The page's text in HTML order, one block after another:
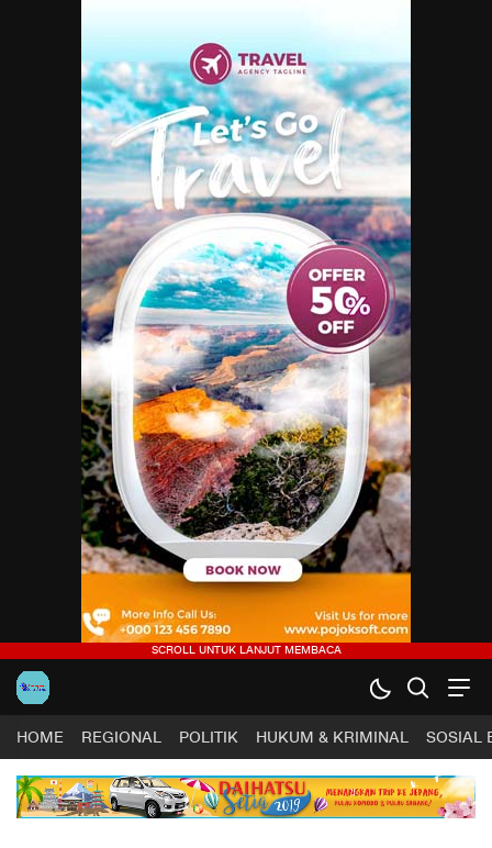
Harapan Sultra .COM |
Lugas, Tuntas dan Terpercaya
HOME REGIONAL POLITIK HUKUM & KRIMINAL SOSIAL